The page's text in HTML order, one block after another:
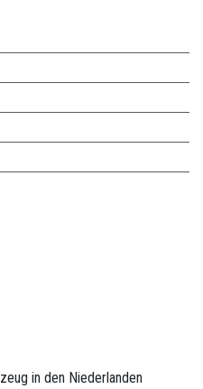
in den Niederlanden